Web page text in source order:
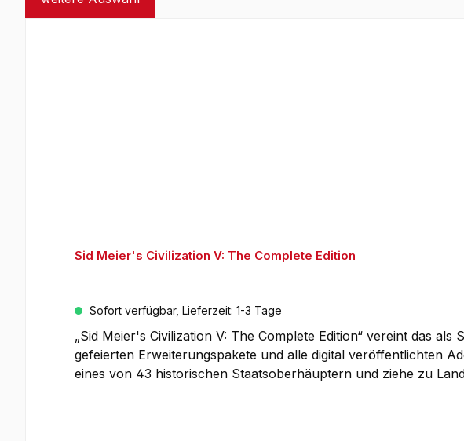
Sid Meier's Civilization V: The Complete Edition
Sofort verfügbar, Lieferzeit: 1-3 Tage
„Sid Meier's Civilization V: The Complete Edition“ vereint das
gefeierten Erweiterungspakete und alle digital veröffentlichten
eines von 43 historischen Staatsoberhäuptern und ziehe zu